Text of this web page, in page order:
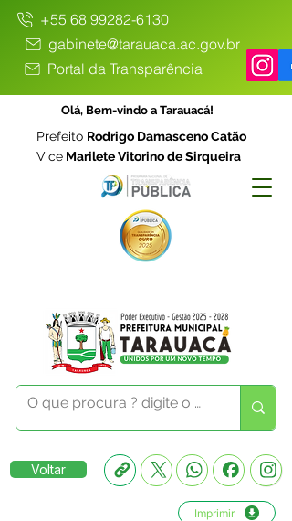
+55 68 99282-6130
gabinete@tarauaca.ac.gov.br
Portal da Transparência
Olá, Bem-vindo a Tarauacá!
Prefeito Rodrigo Damasceno Catão
Vice Marilete Vitorino de Sirqueira
Voltar
Imprimir